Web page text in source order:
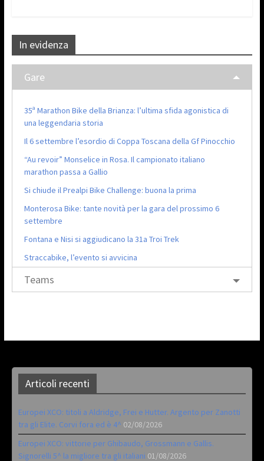
In evidenza
Gare
35ª Marathon Bike della Brianza: l’ultima sfida agonistica di
una leggendaria storia
Il 6 settembre l’esordio di Coppa Toscana della Gf Pinocchio
“Au revoir” Monselice in Rosa. Il campionato italiano
marathon passa a Gallio
Si chiude il Prealpi Bike Challenge: buona la prima
Monterosa Bike: tante novità per la gara del prossimo 6
settembre
Fontana e Nisi si aggiudicano la 31a Troi Trek
Straccabike, l’evento si avvicina
Teams
Articoli recenti
Europei XCO: titoli a Aldridge, Frei e Hutter. Argento per Zanotti
tra gli Elite. Corvi fora ed è 4^ 02/08/2026
Europei XCO: vittorie per Ghibaudo, Grossmann e Gallis.
Signorelli 5^ la migliore tra gli italiani 01/08/2026